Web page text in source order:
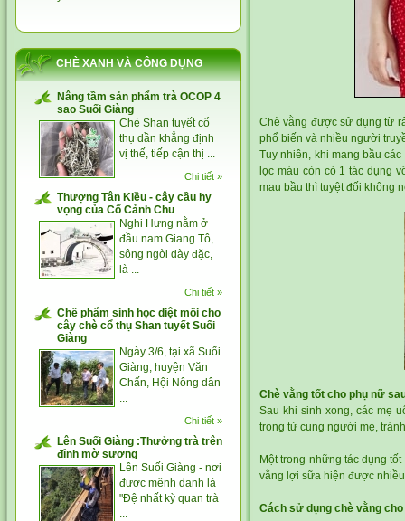
CHÈ XANH VÀ CÔNG DỤNG
Nâng tầm sản phẩm trà OCOP 4
sao Suối Giàng
Chè Shan tuyết cổ
thụ dần khẳng định
vị thế, tiếp cận thị ...
Chi tiết »
Thượng Tân Kiều - cây cầu hy
vọng của Cố Cảnh Chu
Nghi Hưng nằm ở
đầu nam Giang Tô,
sông ngòi dày đặc,
là ...
Chi tiết »
Chế phẩm sinh học diệt mối cho
cây chè cổ thụ Shan tuyết Suối
Giàng
Ngày 3/6, tại xã Suối
Giàng, huyện Văn
Chấn, Hội Nông dân
...
Chi tiết »
Lên Suối Giàng :Thưởng trà trên
đỉnh mờ sương
Lên Suối Giàng - nơi
được mệnh danh là
"Đệ nhất kỳ quan trà
...
Chè vằng được sử dụng từ
phổ biến và nhiều người
Tuy nhiên, khi mang bầu
lọc máu còn có 1 tác dụng
mau bầu thì tuyệt đối không
Chè vằng tốt cho phụ nữ
Sau khi sinh xong, các mẹ
trong tử cung người mẹ,
Một trong những tác dụng
vằng lợi sữa hiện được
Cách sử dụng chè vằng